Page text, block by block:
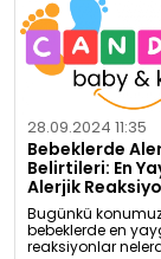
28.09.2024 11:35
Bebeklerde
Belirtileri: En
Alerjik
Önlemleri
Bugünkü
bebeklerde en
reaksiyonlar